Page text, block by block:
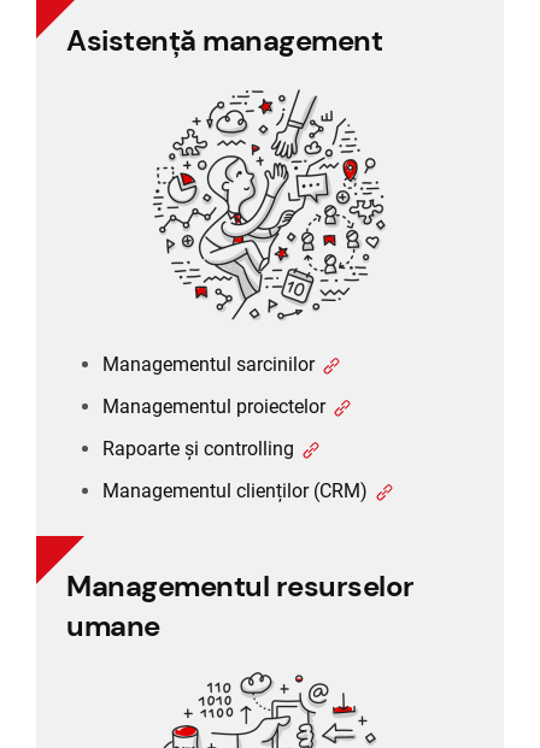
Asistență management
Managementul sarcinilor
Managementul proiectelor
Rapoarte și controlling
Managementul clienților (CRM)
Asistență management
Managementul sarcinilor
Managementul proiectelor
Rapoarte și controlling
Managementul clienților (CRM)
Managementul resurselor
umane
Managementul resurselor
Planificarea posturilor
Timesheet și program de lucru